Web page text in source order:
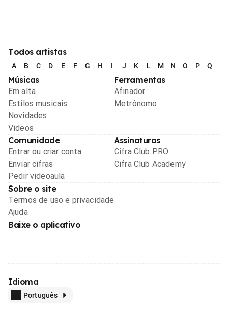
Todos artistas
A B C D E F G H I J K L M N O P Q
Músicas
Em alta
Estilos musicais
Novidades
Videos
Ferramentas
Afinador
Metrônomo
Comunidade
Entrar ou criar conta
Enviar cifras
Pedir videoaula
Assinaturas
Cifra Club PRO
Cifra Club Academy
Sobre o site
Termos de uso e privacidade
Ajuda
Baixe o aplicativo
Idioma
Português